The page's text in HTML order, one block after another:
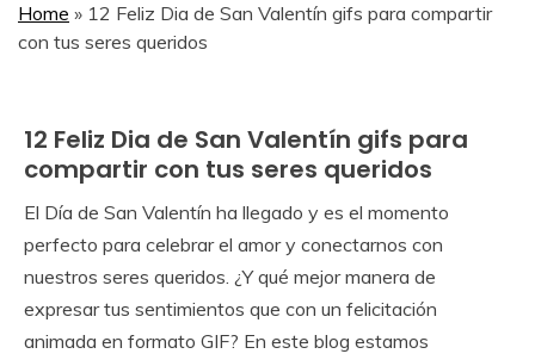
Home » 12 Feliz Dia de San Valentín gifs para compartir
con tus seres queridos
Dia de
San
Valentín
12 Feliz Dia de San Valentín gifs para
compartir con tus seres queridos
January
3,
2024
Calendar
El Día de San Valentín ha llegado y es el momento
perfecto para celebrar el amor y conectarnos con
nuestros seres queridos. ¿Y qué mejor manera de
expresar tus sentimientos que con un felicitación
animada en formato GIF? En este blog estamos